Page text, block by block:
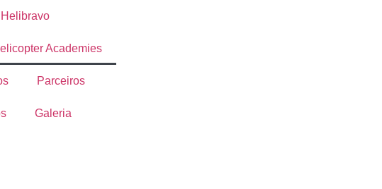
Helibravo
Academies
Parceiros
Galeria